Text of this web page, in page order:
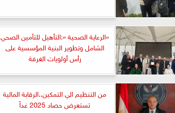
«الرعاية الصحية »:التأهيل للتأمين الصحي
الشامل وتطوير البنية المؤسسية على
رأس أولويات الغرفة
من التنظيم الي التمكين..الرقابة المالية
تستعرض حصاد 2025 غداً